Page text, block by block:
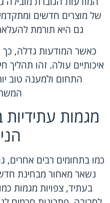
של מוצרים חדשים
גם היא תורמת
כאשר המודעות גדלה, כך
איכותיים עולה. זהו תהליך
התחום ולמענה טוב
מגמות
כמו בתחומים רבים אחרים,
נשאר מאחור מבחינת
בעתיד, צפויות מגמות